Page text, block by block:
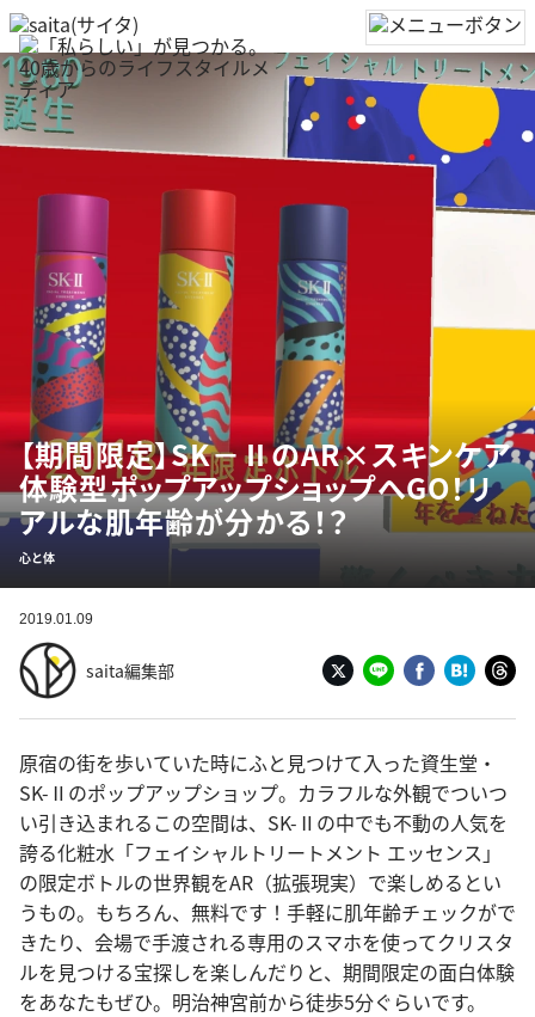
【期間限定】SK－ⅡのAR×スキンケア
体験型ポップアップショップへGO！リ
アルな肌年齢が分かる！？
心と体
2019.01.09
saita編集部
原宿の街を歩いていた時にふと見つけて入った資生堂・
SK-Ⅱのポップアップショップ。カラフルな外観でついつ
い引き込まれるこの空間は、SK-Ⅱの中でも不動の人気を
誇る化粧水「フェイシャルトリートメント エッセンス」
の限定ボトルの世界観をAR（拡張現実）で楽しめるとい
うもの。もちろん、無料です！手軽に肌年齢チェックがで
きたり、会場で手渡される専用のスマホを使ってクリスタ
ルを見つける宝探しを楽しんだりと、期間限定の面白体験
をあなたもぜひ。明治神宮前から徒歩5分ぐらいです。